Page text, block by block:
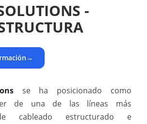
-
→
se ha posicionado como
de una de las líneas más
cableado estructurado e